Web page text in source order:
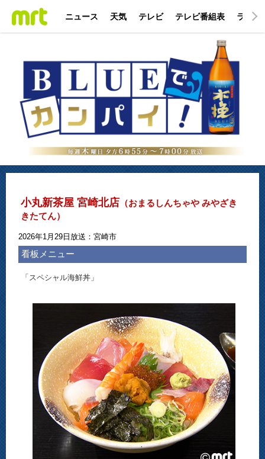
ニュース 天気 テレビ テレビ番組表 ラジオ
小丸新茶屋 宮崎北店 （おまるしんちゃや みやざき
きたてん）
2026年1月29日放送：宮崎市
看板メニュー
「スペシャル海鮮丼」